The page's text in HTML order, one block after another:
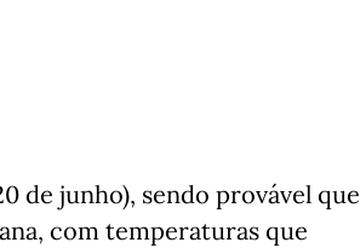
de junho), sendo provável que
com temperaturas que